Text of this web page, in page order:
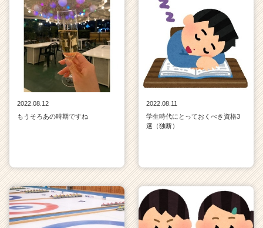
2022.08.12
もうそろあの時期ですね
2022.08.11
学生時代にとっておくべき資格3
選（独断）